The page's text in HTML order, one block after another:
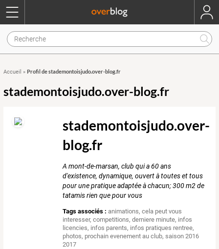
Accueil » Profil de stademontoisjudo.over-blog.fr
stademontoisjudo.over-blog.fr
stademontoisjudo.over-
blog.fr
A mont-de-marsan, club qui a 60 ans
d'existence, dynamique, ouvert à toutes et tous
pour une pratique adaptée à chacun; 300 m2 de
tatamis rien que pour vous
Tags associés : animations,cela peut vous
interesser,competitions,derniere minute, infos
licencies, infos parents, infos pratiques rentree,
photos, prochain evenement au club,saison 2016
2017